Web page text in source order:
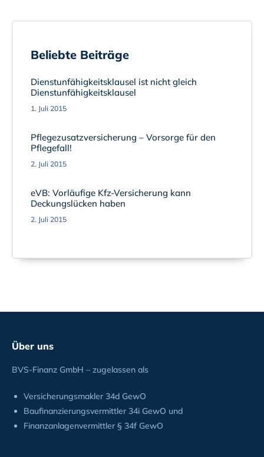
Beliebte Beiträge
Dienstunfähigkeitsklausel ist nicht gleich
Dienstunfähigkeitsklausel
1. Juli 2015
Pflegezusatzversicherung – Vorsorge für den
Pflegefall!
2. Juli 2015
eVB: Vorläufige Kfz-Versicherung kann
Deckungslücken haben
2. Juli 2015
Über uns
BVS-Finanz GmbH – zugelassen als
Versicherungsmakler 34d GewO
Baufinanzierungsvermittler 34i GewO und
Finanzanlagenvermittler § 34f GewO